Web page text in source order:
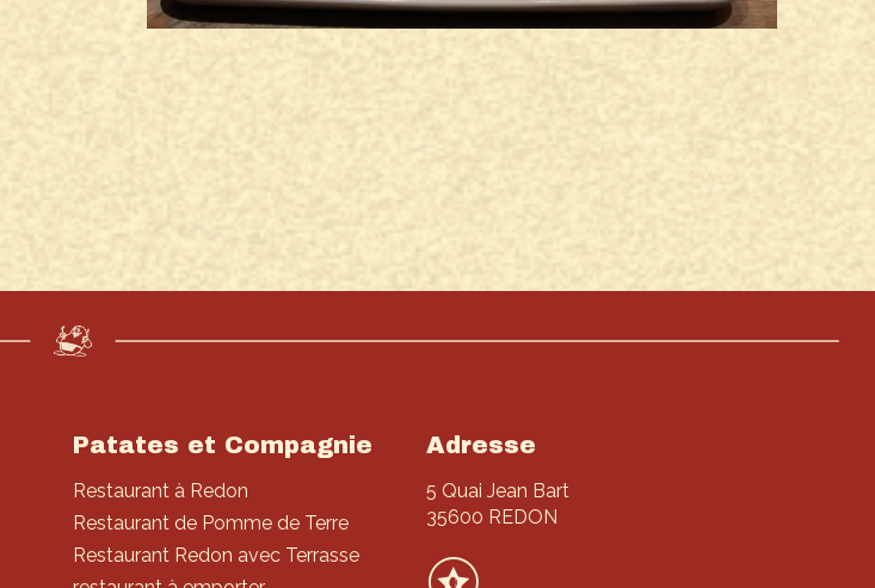
Patates et Compagnie
Restaurant à Redon
Restaurant de Pomme de Terre
Restaurant Redon avec Terrasse
Adresse
5 Quai Jean Bart
35600 REDON